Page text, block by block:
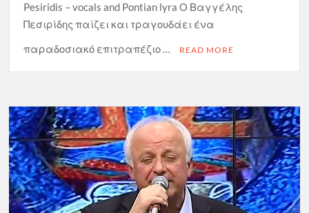
Pesiridis – vocals and Pontian lyra Ο Βαγγέλης
Πεσιρίδης παίζει και τραγουδάει ένα
παραδοσιακό επιτραπέζιο …
READ MORE